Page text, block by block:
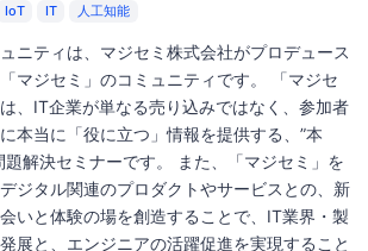
IoT IT 人工知能
ニティは、マジセミ株式会社がプロデュース
マジセミ」のコミュニティです。 「マジセ
、IT企業が単なる売り込みではなく、参加者
本当に「役に立つ」情報を提供する、”本
題解決セミナーです。 また、「マジセミ」を
ジタル関連のプロダクトやサービスとの、新
いと体験の場を創造することで、IT業界・製
展と、エンジニアの活躍促進を実現すること